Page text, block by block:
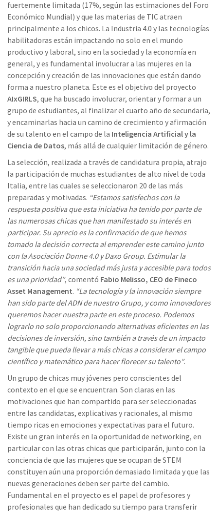
fuertemente limitada (17%, según las estimaciones del Foro
Económico Mundial) y que las materias de TIC atraen
principalmente a los chicos. La Industria 4.0 y las tecnologías
habilitadoras están impactando no solo en el mundo
productivo y laboral, sino en la sociedad y la economía en
general, y es fundamental involucrar a las mujeres en la
concepción y creación de las innovaciones que están dando
forma a nuestro planeta. Este es el objetivo del proyecto
AIxGIRLS, que ha buscado involucrar, orientar y formar a un
grupo de estudiantes, al finalizar el cuarto año de secundaria,
y encaminarlas hacia un camino de crecimiento y afirmación
de su talento en el campo de la Inteligencia Artificial y la
Ciencia de Datos, más allá de cualquier limitación de género.
La selección, realizada a través de candidatura propia, atrajo
la participación de muchas estudiantes de alto nivel de toda
Italia, entre las cuales se seleccionaron 20 de las más
preparadas y motivadas. “Estamos satisfechos con la
respuesta positiva que esta iniciativa ha tenido por parte de
las numerosas chicas que han manifestado su interés en
participar. Su aprecio es la confirmación de que hemos
tomado la decisión correcta al emprender este camino junto
con la Asociación Donne 4.0 y Daxo Group. Estimular la
transición hacia una sociedad más justa y accesible para todos
es una prioridad”, comentó Fabio Melisso, CEO de Fineco
Asset Management. “La tecnología y la innovación siempre
han sido parte del ADN de nuestro Grupo, y como innovadores
queremos hacer nuestra parte en este proceso. Podemos
lograrlo no solo proporcionando alternativas eficientes en las
decisiones de inversión, sino también a través de un impacto
tangible que pueda llevar a más chicas a considerar el campo
científico y matemático para hacer florecer su talento”.
Un grupo de chicas muy jóvenes pero conscientes del
contexto en el que se encuentran. Son claras en las
motivaciones que han compartido para ser seleccionadas
entre las candidatas, explicativas y racionales, al mismo
tiempo ricas en emociones y expectativas para el futuro.
Existe un gran interés en la oportunidad de networking, en
particular con las otras chicas que participarán, junto con la
conciencia de que las mujeres que se ocupan de STEM
constituyen aún una proporción demasiado limitada y que las
nuevas generaciones deben ser parte del cambio.
Fundamental en el proyecto es el papel de profesores y
profesionales que han dedicado su tiempo para transferir